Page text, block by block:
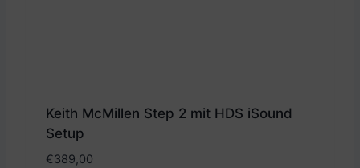
Keith McMillen Step 2 mit HDS iSound
Setup
€389,00